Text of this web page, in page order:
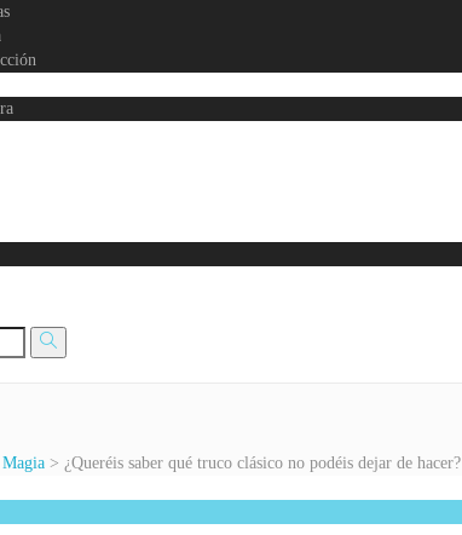
> ¿Queréis saber qué truco clásico no podéis dejar de hacer?